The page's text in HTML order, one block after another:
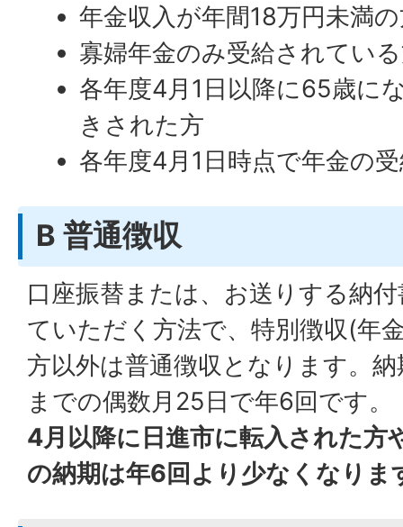
年金収入が年間18万円未満
寡婦年金のみ受給されてい
各年度4月1日以降に65歳に
きされた方
各年度4月1日時点で年金の
B 普通徴収
口座振替または、お送りする納
ていただく方法で、特別徴収(年
方以外は普通徴収となります。
までの偶数月25日で年6回です。
4月以降に日進市に転入された方
の納期は年6回より少なくなりま